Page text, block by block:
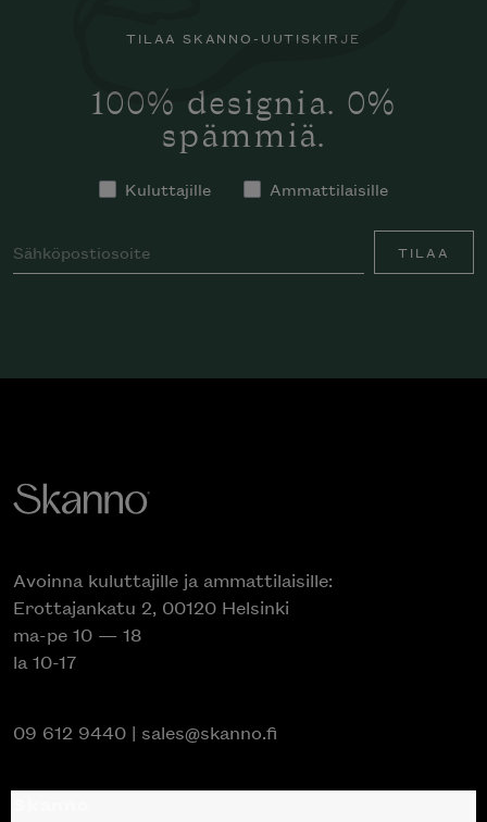
TILAA SKANNO-UUTISKIRJE
100% designia. 0%
spämmiä.
Kuluttajille Ammattilaisille
TILAA
Avoinna kuluttajille ja ammattilaisille:
Erottajankatu 2, 00120 Helsinki
ma-pe 10 — 18
la 10-17
09 612 9440 | sales@skanno.fi